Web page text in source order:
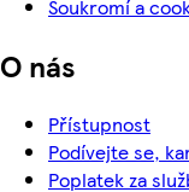
Soukromí a
O nás
Přístupnost
Podívejte se,
Poplatek za